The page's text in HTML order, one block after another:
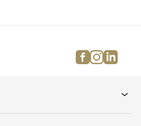
Lunettes d'apnée
facebook